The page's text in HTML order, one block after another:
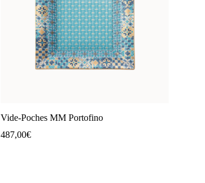
Vide-Poches MM Portofino
487,00€